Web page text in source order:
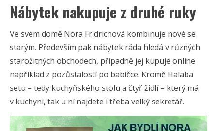
Nábytek nakupuje z druhé ruky
Ve svém domě Nora Fridrichová kombinuje nové se
starým. Především pak nábytek ráda hledá v různých
starožitných obchodech, případně jej kupuje online
například z pozůstalostí po babičce. Kromě Halaba
setu – tedy kuchyňského stolu a čtyř židlí – který má
v kuchyni, tak u ní najdete i třeba velký sekretář.